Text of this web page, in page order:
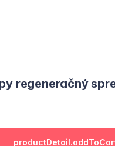
regeneračný